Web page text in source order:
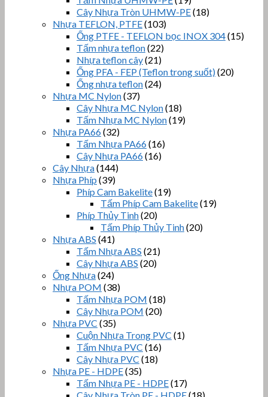
Cây Nhựa Tròn UHMW-PE(18)
Nhựa TEFLON, PTFE(103)
Ống PTFE - TEFLON bọc INOX 304(15)
Tấm nhựa teflon(22)
Nhựa teflon cây(21)
Ống PFA - FEP (Teflon trong suốt)(20)
Ống nhựa teflon(24)
Nhựa MC Nylon(37)
Cây Nhựa MC Nylon(18)
Tấm Nhựa MC Nylon(19)
Nhựa PA66(32)
Tấm Nhựa PA66(16)
Cây Nhựa PA66(16)
Cây Nhựa(144)
Nhựa Phíp (39)
Phíp Cam Bakelite(19)
Tấm Phíp Cam Bakelite(19)
Phíp Thủy Tinh(20)
Tấm Phíp Thủy Tinh(20)
Nhựa ABS (41)
Tấm Nhựa ABS (21)
Cây Nhựa ABS (20)
Ống Nhựa(24)
Nhựa POM (38)
Tấm Nhựa POM (18)
Cây Nhựa POM (20)
Nhựa PVC (35)
Cuộn Nhựa Trong PVC (1)
Tấm Nhựa PVC (16)
Cây Nhựa PVC (18)
Nhựa PE - HDPE(35)
Tấm Nhựa PE - HDPE(17)